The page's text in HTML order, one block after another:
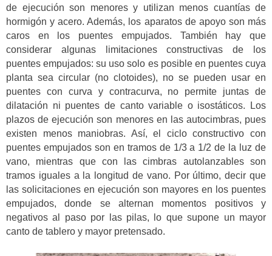
de ejecución son menores y utilizan menos cuantías de
hormigón y acero. Además, los aparatos de apoyo son más
caros en los puentes empujados. También hay que
considerar algunas limitaciones constructivas de los
puentes empujados: su uso solo es posible en puentes cuya
planta sea circular (no clotoides), no se pueden usar en
puentes con curva y contracurva, no permite juntas de
dilatación ni puentes de canto variable o isostáticos. Los
plazos de ejecución son menores en las autocimbras, pues
existen menos maniobras. Así, el ciclo constructivo con
puentes empujados son en tramos de 1/3 a 1/2 de la luz de
vano, mientras que con las cimbras autolanzables son
tramos iguales a la longitud de vano. Por último, decir que
las solicitaciones en ejecución son mayores en los puentes
empujados, donde se alternan momentos positivos y
negativos al paso por las pilas, lo que supone un mayor
canto de tablero y mayor pretensado.